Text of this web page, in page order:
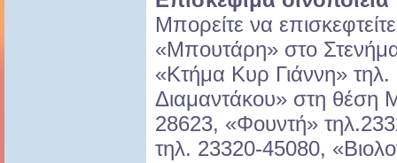
Μπορείτε να
«Μπουτάρη» στο
«Κτήμα Κυρ Γιάννη»
Διαμαντάκου» στη θέση
28623, «Φουντή»
τηλ. 23320-45080,